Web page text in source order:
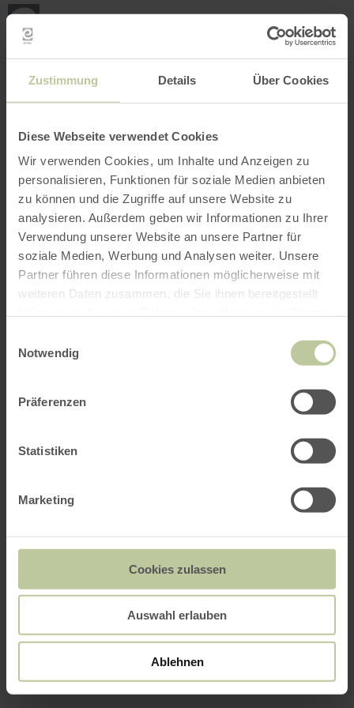
Zustimmung Details Über Cookies
Diese Webseite verwendet Cookies
Wir verwenden Cookies, um Inhalte und Anzeigen zu
personalisieren, Funktionen für soziale Medien anbieten
zu können und die Zugriffe auf unsere Website zu
analysieren. Außerdem geben wir Informationen zu Ihrer
Verwendung unserer Website an unsere Partner für
soziale Medien, Werbung und Analysen weiter. Unsere
Partner führen diese Informationen möglicherweise mit
weiteren Daten zusammen, die Sie ihnen bereitgestellt
Notwendig
Präferenzen
Statistiken
Marketing
Cookies zulassen
Auswahl erlauben
Ablehnen
INTERACTIVE MAP
my
Open filter